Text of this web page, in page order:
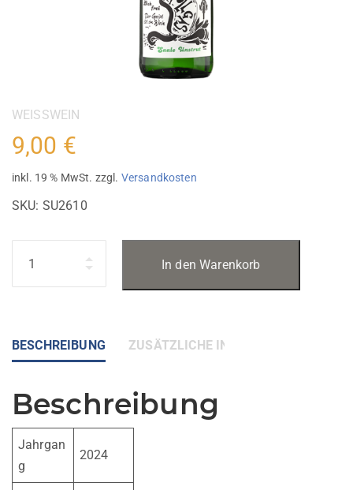
Category:
WEISSWEIN
9,00 €
inkl. 19 % MwSt. zzgl. Versandkosten
SKU: SU2610
In den Warenkorb
BESCHREIBUNG ZUSÄTZLICHE INFORMATIONEN
Beschreibung
Jahrgan
g
2024